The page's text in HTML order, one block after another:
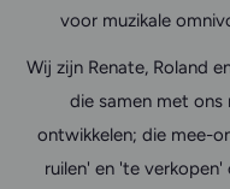
voor muzikale
Wij zijn Renate, Roland
die samen met
ontwikkelen; die mee-
ruilen' en 'te